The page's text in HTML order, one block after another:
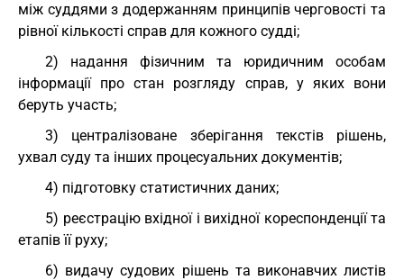
між суддями з додержанням принципів черговості та
рівної кількості справ для кожного судді;
2) надання фізичним та юридичним особам
інформації про стан розгляду справ, у яких вони
беруть участь;
3) централізоване зберігання текстів рішень,
ухвал суду та інших процесуальних документів;
4) підготовку статистичних даних;
5) реєстрацію вхідної і вихідної кореспонденції та
етапів її руху;
6) видачу судових рішень та виконавчих листів